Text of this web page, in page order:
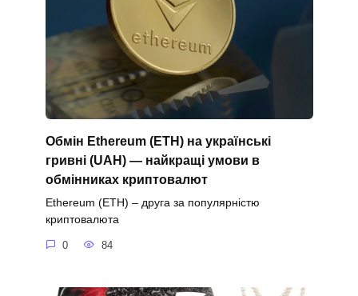
Обмін Ethereum (ETH) на українські
гривні (UAH) — найкращі умови в
обмінниках криптовалют
Ethereum (ETH) – друга за популярністю
криптовалюта
0 84